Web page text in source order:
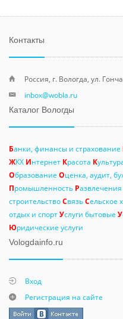
Контакты
Россия, г. Вологда, ул.
inbox@wobla.ru
Каталог Вологды
Банки, финансы и страхование
ЖКХ Интернет Красота К
Образование Оценка, аудит,
Промышленность Развлечения
строительствоСвязьСельское
отдых и спортУслуги бытовые У
Юридические услуги
Vologdainfo.ru
Вход
Регистрация на сайте